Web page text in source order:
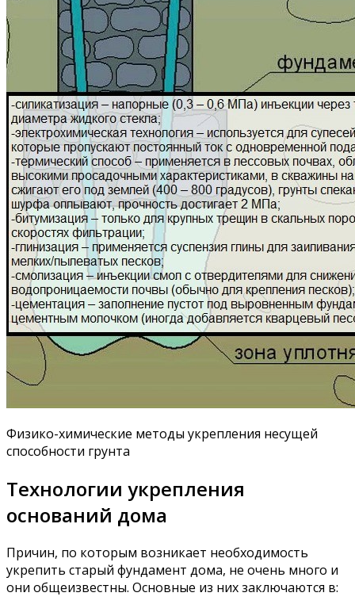
Физико-химические методы укрепления несущей
способности грунта
Технологии укрепления
оснований дома
Причин, по которым возникает необходимость
укрепить старый фундамент дома, не очень много и
они общеизвестны. Основные из них заключаются в: